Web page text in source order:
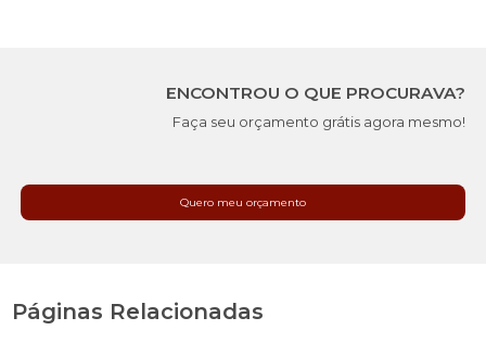
ENCONTROU O QUE PROCURAVA?
Faça seu orçamento grátis agora mesmo!
Quero meu orçamento
Páginas Relacionadas